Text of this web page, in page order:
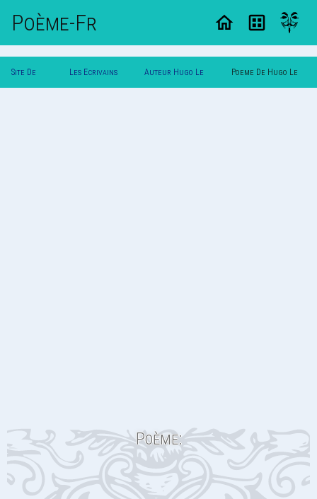
Poème-Fr
Site De Les Ecrivains Auteur Hugo Le Poeme De Hugo Le
Poème: